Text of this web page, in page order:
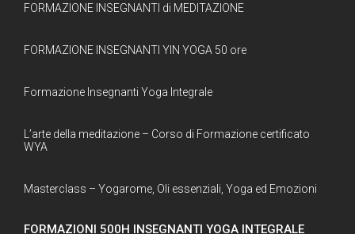
FORMAZIONE INSEGNANTI di MEDITAZIONE
FORMAZIONE INSEGNANTI YIN YOGA 50 ore
Formazione Insegnanti Yoga Integrale
L’arte della meditazione – Corso di Formazione certificato
WYA
Masterclass – Yogarome, Oli essenziali, Yoga ed Emozioni
FORMAZIONI 500H INSEGNANTI YOGA INTEGRALE